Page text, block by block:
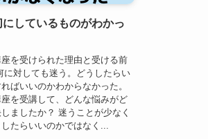
にしているものがわかっ
を受けられた理由と受ける前
に対しても迷う。どうしたらい
ばいいのかわからなかった。
を受講して、どんな悩みがど
ましたか？ 迷うことが少なく
たらいいのかではなく...